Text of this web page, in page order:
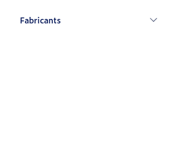
Fabricants